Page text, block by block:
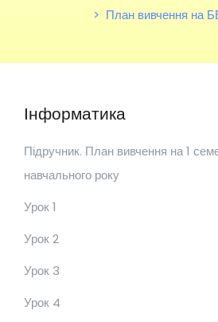
План вивчення на
Інформатика
Підручник. План вивчення на 1
навчального року
Урок 1
Урок 2
Урок 3
Урок 4